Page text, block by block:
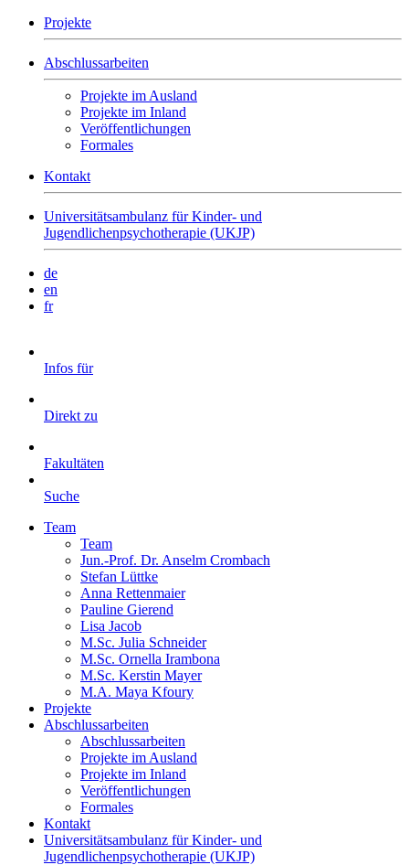
Projekte
Abschlussarbeiten
Projekte im Ausland
Projekte im Inland
Veröffentlichungen
Formales
Kontakt
Universitätsambulanz für Kinder- und
Jugendlichenpsychotherapie (UKJP)
de
en
fr
Infos für
Direkt zu
Fakultäten
Suche
Team
Team
Jun.-Prof. Dr. Anselm Crombach
Stefan Lüttke
Anna Rettenmaier
Pauline Gierend
Lisa Jacob
M.Sc. Julia Schneider
M.Sc. Ornella Irambona
M.Sc. Kerstin Mayer
M.A. Maya Kfoury
Projekte
Abschlussarbeiten
Abschlussarbeiten
Projekte im Ausland
Projekte im Inland
Veröffentlichungen
Formales
Kontakt
Universitätsambulanz für Kinder- und
Jugendlichenpsychotherapie (UKJP)